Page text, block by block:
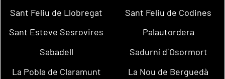
Sant Feliu de Llobregat
Sant Feliu de Codines
Sant Esteve Sesrovires
Palautordera
Sabadell
Sadurní d´Osormort
La Pobla de Claramunt
La Nou de Berguedà